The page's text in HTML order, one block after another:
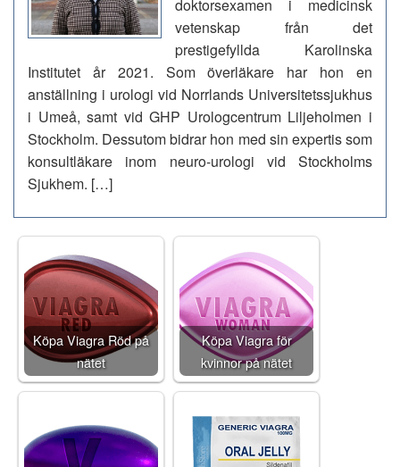
doktorsexamen i medicinsk
vetenskap från det
prestigefyllda Karolinska
Institutet år 2021. Som överläkare har hon en
anställning i urologi vid Norrlands Universitetssjukhus
i Umeå, samt vid GHP Urologcentrum Liljeholmen i
Stockholm. Dessutom bidrar hon med sin expertis som
konsultläkare inom neuro-urologi vid Stockholms
Sjukhem. […]
Köpa Viagra Röd på
nätet
Köpa Viagra för
kvinnor på nätet